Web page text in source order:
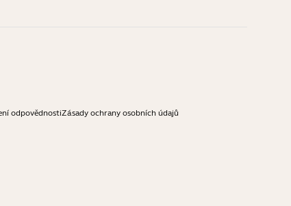
odpovědnostiZásady ochrany osobních údajů